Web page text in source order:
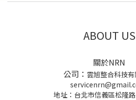
ABOUT US
關於NRN
公司： 雲旭整合科技
地址：台北市信義區松隆